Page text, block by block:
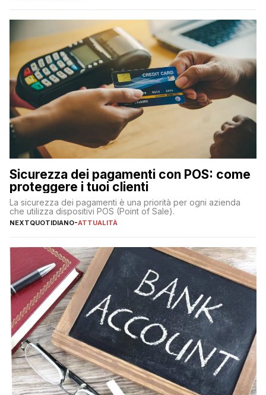
Sicurezza dei pagamenti con POS: come
proteggere i tuoi clienti
La sicurezza dei pagamenti è una priorità per ogni azienda
che utilizza dispositivi POS (Point of Sale).
NEXTQUOTIDIANO-ATTUALITÀ